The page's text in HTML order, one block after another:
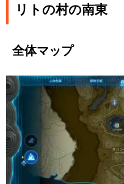
リトの村の南東
全体マップ